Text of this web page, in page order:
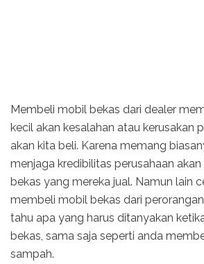
Membeli mobil bekas dari dealer
kecil akan kesalahan atau kerusakan
akan kita beli. Karena memang
menjaga kredibilitas perusahaan
bekas yang mereka jual. Namun lain
membeli mobil bekas dari
tahu apa yang harus ditanyakan
bekas, sama saja seperti anda
sampah.